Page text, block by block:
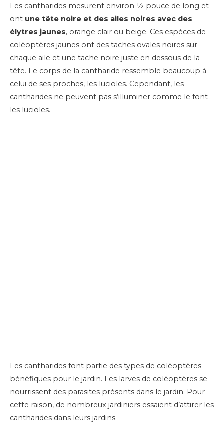
Les cantharides mesurent environ ½ pouce de long et
ont une tête noire et des ailes noires avec des
élytres jaunes, orange clair ou beige. Ces espèces de
coléoptères jaunes ont des taches ovales noires sur
chaque aile et une tache noire juste en dessous de la
tête. Le corps de la cantharide ressemble beaucoup à
celui de ses proches, les lucioles. Cependant, les
cantharides ne peuvent pas s’illuminer comme le font
les lucioles.
Les cantharides font partie des types de coléoptères
bénéfiques pour le jardin. Les larves de coléoptères se
nourrissent des parasites présents dans le jardin. Pour
cette raison, de nombreux jardiniers essaient d’attirer les
cantharides dans leurs jardins.